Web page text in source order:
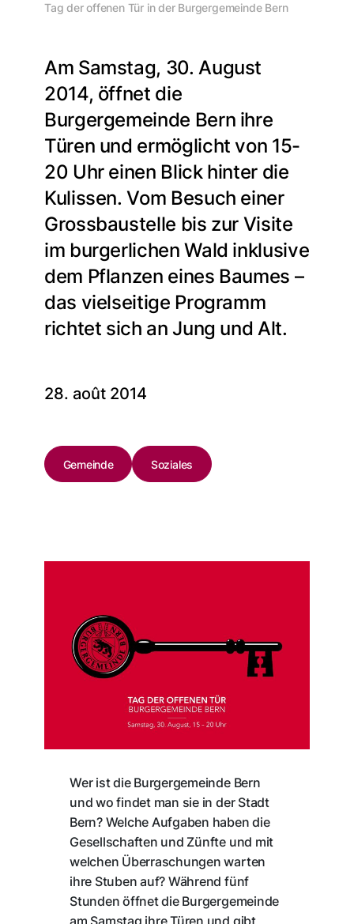
Tag der offenen Tür in der Burgergemeinde Bern
Am Samstag, 30. August
2014, öffnet die
Burgergemeinde Bern ihre
Türen und ermöglicht von 15-
20 Uhr einen Blick hinter die
Kulissen. Vom Besuch einer
Grossbaustelle bis zur Visite
im burgerlichen Wald inklusive
dem Pflanzen eines Baumes –
das vielseitige Programm
richtet sich an Jung und Alt.
28. août 2014
Gemeinde Soziales
Wer ist die Burgergemeinde Bern
und wo findet man sie in der Stadt
Bern? Welche Aufgaben haben die
Gesellschaften und Zünfte und mit
welchen Überraschungen warten
ihre Stuben auf? Während fünf
Stunden öffnet die Burgergemeinde